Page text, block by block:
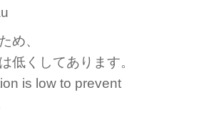
め、
低くしてあります。
is low to prevent